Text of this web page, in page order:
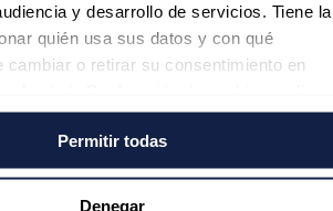
y desarrollo de servicios. Tiene la
quién usa sus datos y con qué
cambiar o retirar su consentimiento en
quisiéramos:
información sobre su ubicación geográfica
Permitir todas
Denegar
ha estado liderado por el socio de capital
con el apoyo de los asociadosPaula
.